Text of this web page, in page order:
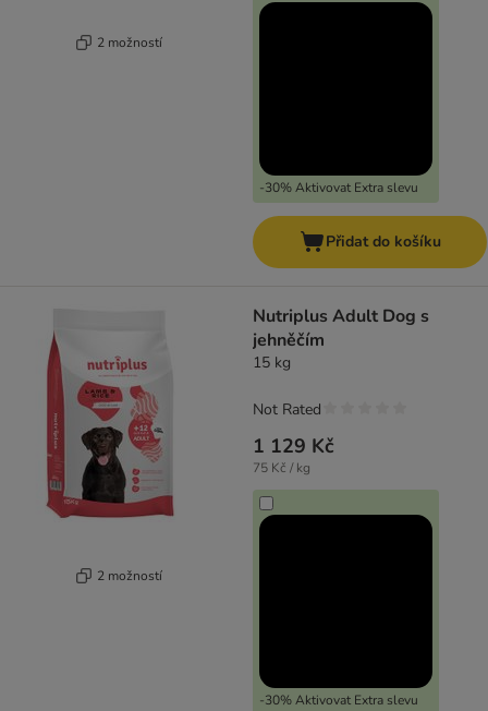
2 možností
-30% Aktivovat Extra slevu
Přidat do košíku
2 možností
Nutriplus Adult Dog s
jehněčím
15 kg
1 129 Kč
75 Kč / kg
-30% Aktivovat Extra slevu
Not Rated